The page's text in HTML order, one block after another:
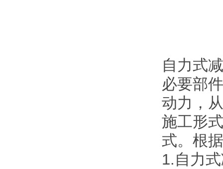
自力式
必要部
动力，
施工形
式。根
1.自力